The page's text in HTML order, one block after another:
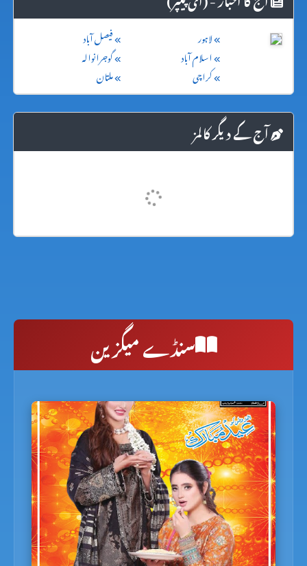
لاہور
فیصل آباد
اسلام آباد
گوجرانوالہ
کراچی
ملتان
آج کے دیگر کالمز
سنڈے میگزین